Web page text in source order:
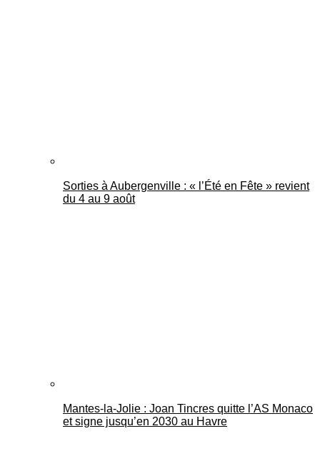
Sorties à Aubergenville : « l’Été en Fête » revient
du 4 au 9 août
Mantes-la-Jolie : Joan Tincres quitte l’AS Monaco
et signe jusqu’en 2030 au Havre